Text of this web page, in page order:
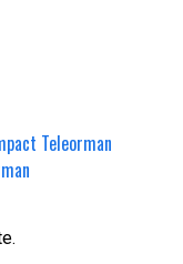
Teleorman